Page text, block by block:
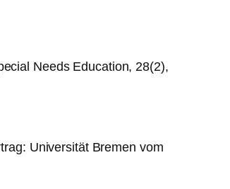
Needs Education, 28(2),
Universität Bremen vom